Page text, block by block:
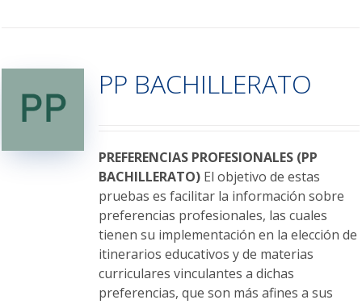
Las
opciones
elegir
en
la
página
de
producto
PP BACHILLERATO
PREFERENCIAS PROFESIONALES (PP
BACHILLERATO)El objetivo de estas
pruebas es facilitar la información sobre
preferencias profesionales, las cuales
tienen su implementación en la elección de
itinerarios educativos y de materias
curriculares vinculantes a dichas
preferencias, que son más afines a sus